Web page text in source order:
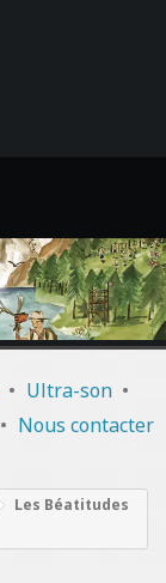
• Ultra-son •
• Nous contacter
Les Béatitudes